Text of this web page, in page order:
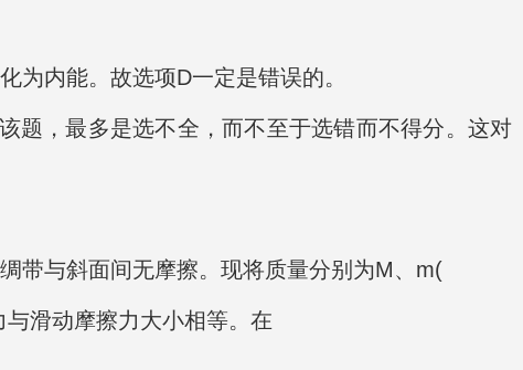
为内能。故选项D一定是错误的。
题，最多是选不全，而不至于选错而不得分。这对
带与斜面间无摩擦。现将质量分别为M、m(
滑动摩擦力大小相等。在